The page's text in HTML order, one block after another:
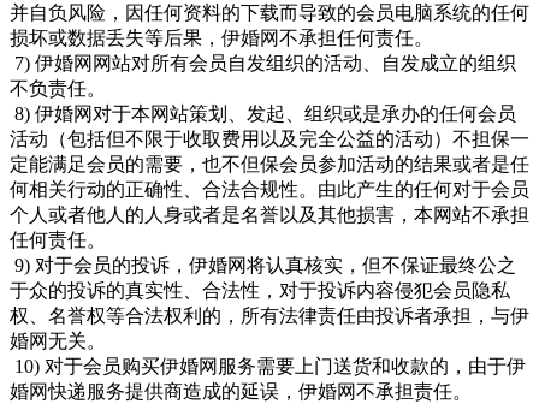
并自负风险，因任何资料的下载而导致的会员电脑系统的任何
损坏或数据丢失等后果，伊婚网不承担任何责任。
7) 伊婚网网站对所有会员自发组织的活动、自发成立的组织
不负责任。
8) 伊婚网对于本网站策划、发起、组织或是承办的任何会员
活动（包括但不限于收取费用以及完全公益的活动）不担保一
定能满足会员的需要，也不但保会员参加活动的结果或者是任
何相关行动的正确性、合法合规性。由此产生的任何对于会员
个人或者他人的人身或者是名誉以及其他损害，本网站不承担
任何责任。
9) 对于会员的投诉，伊婚网将认真核实，但不保证最终公之
于众的投诉的真实性、合法性，对于投诉内容侵犯会员隐私
权、名誉权等合法权利的，所有法律责任由投诉者承担，与伊
婚网无关。
10) 对于会员购买伊婚网服务需要上门送货和收款的，由于伊
婚网快递服务提供商造成的延误，伊婚网不承担责任。